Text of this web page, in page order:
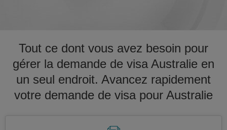
Tout ce dont vous avez besoin pour
gérer la demande de visa Australie en
un seul endroit. Avancez rapidement
votre demande de visa pour Australie